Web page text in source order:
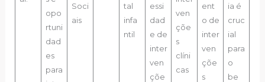
opo
rtuni
dad
es
para
Soci
ais
tal
infa
ntil
essi
dad
e de
inter
ven
çõe
ven
çõe
s
clíni
cas
ent
o de
inter
ven
çõe
s
ia é
cruc
ial
para
o
be